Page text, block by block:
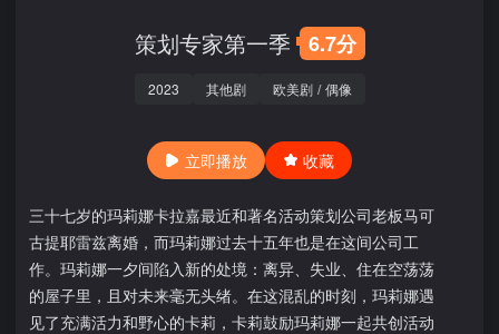
策划专家第一季 6.7分
2023 其他剧 欧美剧 / 偶像
立即播放 收藏
三十七岁的玛莉娜卡拉嘉最近和著名活动策划公司老板马可
古提耶雷兹离婚，而玛莉娜过去十五年也是在这间公司工
作。玛莉娜一夕间陷入新的处境：离异、失业、住在空荡荡
的屋子里，且对未来毫无头绪。在这混乱的时刻，玛莉娜遇
见了充满活力和野心的卡莉，卡莉鼓励玛莉娜一起共创活动